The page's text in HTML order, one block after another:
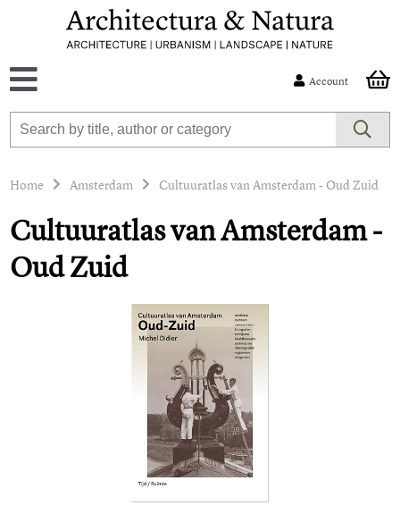
Account
Home Amsterdam Cultuuratlas van Amsterdam - Oud Zuid
Cultuuratlas van Amsterdam -
Oud Zuid